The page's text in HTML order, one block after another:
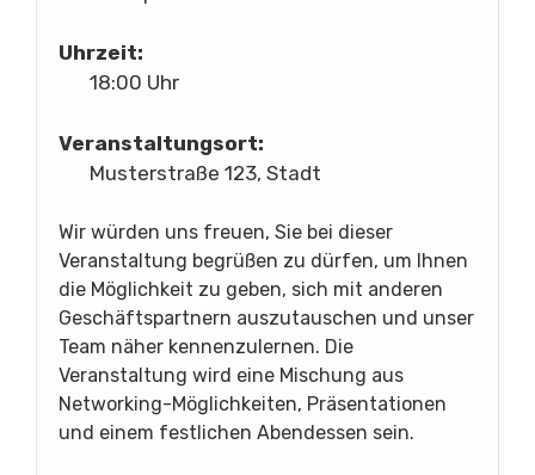
Uhrzeit:
18:00 Uhr
Veranstaltungsort:
Musterstraße 123, Stadt
Wir würden uns freuen, Sie bei dieser
Veranstaltung begrüßen zu dürfen, um Ihnen
die Möglichkeit zu geben, sich mit anderen
Geschäftspartnern auszutauschen und unser
Team näher kennenzulernen. Die
Veranstaltung wird eine Mischung aus
Networking-Möglichkeiten, Präsentationen
und einem festlichen Abendessen sein.